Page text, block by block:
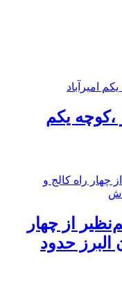
،کوچه یکم
از چهار
البرز حدود